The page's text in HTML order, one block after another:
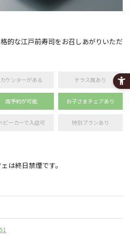
的な江戸前寿司をお召しあがりいただ
カウンターがある テラス席あり
席予約が可能 お子さまチェアあり
ビーカーで入店可 特別プランあり
は終日禁煙です。